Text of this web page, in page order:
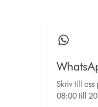
Skriv till
08:00 till